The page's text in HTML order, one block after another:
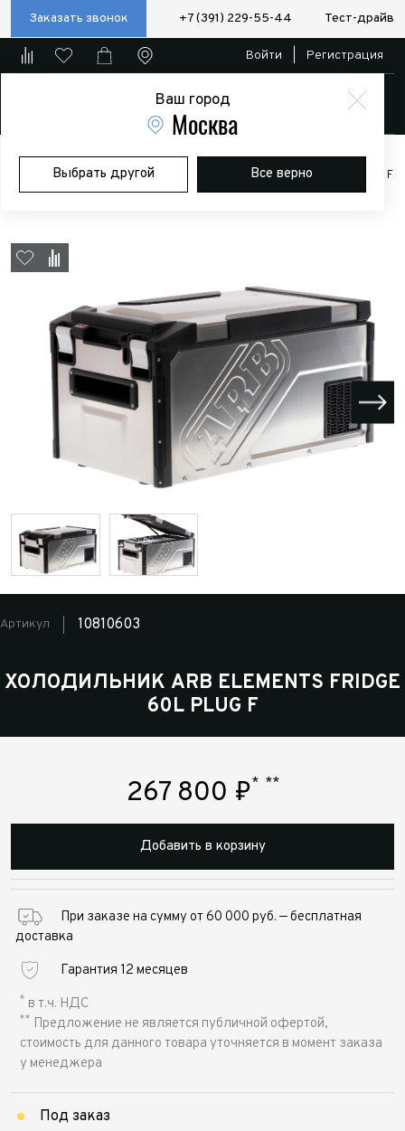
Заказать звонок +7 (391) 229-55-44 Тест-драйв
Ваш город
Москва
Выбрать другой Все верно
Войти Регистрация
Главная Магазин
Дополнительное оборудование
Автохолодильники
холодильник ARB ELEMENTS FRIDGE 60L PLUG F
Артикул 10810603
ХОЛОДИЛЬНИК ARB ELEMENTS FRIDGE
60L PLUG F
267 800 ₽* **
Добавить в корзину
При заказе на сумму от 60 000 руб. — бесплатная
доставка
Гарантия 12 месяцев
* в т.ч. НДС
** Предложение не является публичной офертой,
стоимость для данного товара уточняется в момент заказа
у менеджера
Под заказ